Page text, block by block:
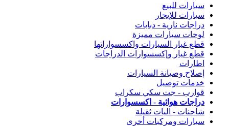
سيارات للبيع
سيارات للإيجار
دراجات نارية - دبابات
لوحات سيارات مميزة
قطع غيار السيارات واكسسواراتها
قطع غيار وإكسسوارات الدراجات
اطارات
إصلاح وصيانة السيارات
خدمات توصيل
قوارب - جت سكي سكراب
دراجات هوائية - اكسسوارات
شاحنات - اليات ثقيلة
سيارات ومركبات أخرى